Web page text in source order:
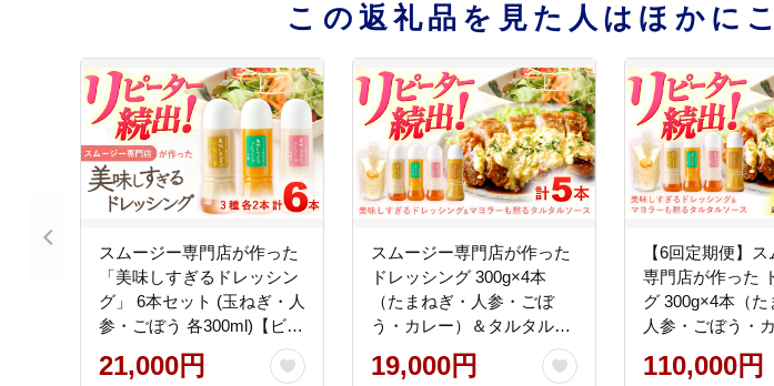
この返礼品を見た人はほかに
スムージー専門店が作った
「美味しすぎるドレッシン
グ」 6本セット (玉ねぎ・人
参・ごぼう 各300ml)【ビタ
ミン・スタンド】
[OAK001] / 野菜ドレッシン
21,000円
スムージー専門店が作った
ドレッシング 300g×4本
（たまねぎ・人参・ごぼ
う・カレー）＆タルタルソ
ース 300gパウチ【ビタミ
ン・スタンド】 [OAK026]
19,000円
【6回定期便】
専門店が作った
グ 300g×4本（た
人参・ごぼう・
タルタルソース
【ビタミン・ス
110,000円